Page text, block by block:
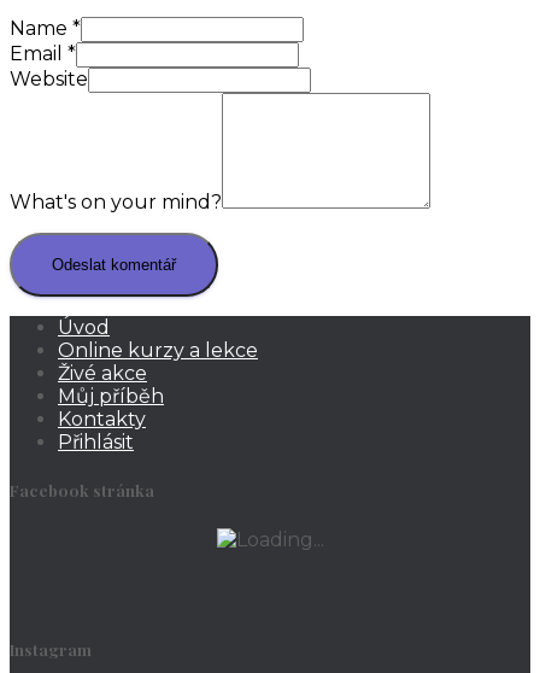
Name *
Email *
Website
What's on your mind?
Úvod
Online kurzy a lekce
Živé akce
Můj příběh
Kontakty
Přihlásit
Facebook stránka
Instagram